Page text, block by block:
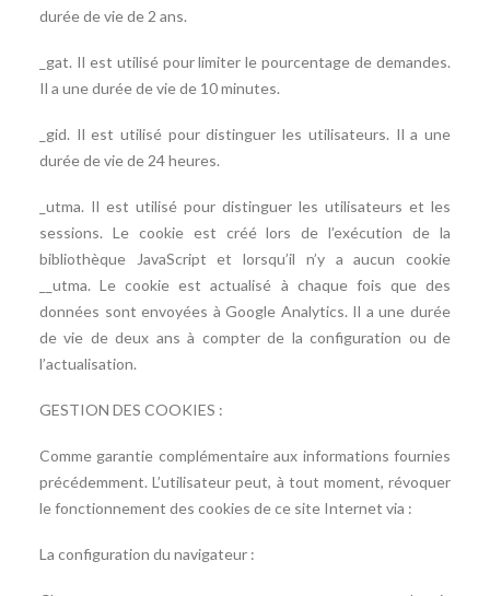
durée de vie de 2 ans.
_gat. Il est utilisé pour limiter le pourcentage de demandes.
Il a une durée de vie de 10 minutes.
_gid. Il est utilisé pour distinguer les utilisateurs. Il a une
durée de vie de 24 heures.
_utma. Il est utilisé pour distinguer les utilisateurs et les
sessions. Le cookie est créé lors de l’exécution de la
bibliothèque JavaScript et lorsqu’il n’y a aucun cookie
__utma. Le cookie est actualisé à chaque fois que des
données sont envoyées à Google Analytics. Il a une durée
de vie de deux ans à compter de la configuration ou de
l’actualisation.
GESTION DES COOKIES :
Comme garantie complémentaire aux informations fournies
précédemment. L’utilisateur peut, à tout moment, révoquer
le fonctionnement des cookies de ce site Internet via :
La configuration du navigateur :